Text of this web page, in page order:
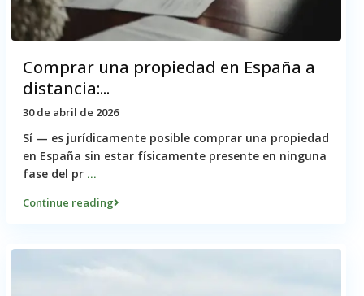
Comprar una propiedad en España a
distancia:...
30 de abril de 2026
Sí — es jurídicamente posible comprar una propiedad
en España sin estar físicamente presente en ninguna
fase del pr ...
Continue reading